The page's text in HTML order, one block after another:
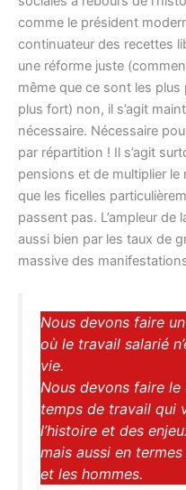
comme le président
continuateur des recettes
une réforme juste
même que ce sont les
plus fort) non, il s’agit
nécessaire. Nécessaire
par répartition ! Il s’agit
pensions et de multiplier le
que les ficelles
passent pas. L’ampleur
aussi bien par les taux de
massive des
Nous devons faire
où le travail salarié
vie.
Nous devons faire le
temps de travail qui
l’histoire et des
mais aussi en
et les hommes.